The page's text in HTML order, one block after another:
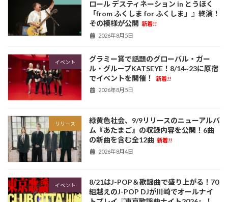
ロール デスティネーション in とうほく
「from ふくしま for ふくしま」』終演！
その模様が公開 新着!!
2026年8月5日
イベント
グラミー賞で話題のグローバル・ガー
ル・グループKATSEYE！8/14~23に原宿
でイベントを開催！
新着!!
2026年8月5日
リリース
緑黄色社会、9/9リリースのニューアルバ
ム『あたまご』の収録内容を公開！6曲
の新曲を含む全12曲 新着!!
2026年8月4日
イベント
8/21はJ-POP＆歌謡曲で盛り上がる！70
組越えのJ-POP DJが川崎でオールナイ